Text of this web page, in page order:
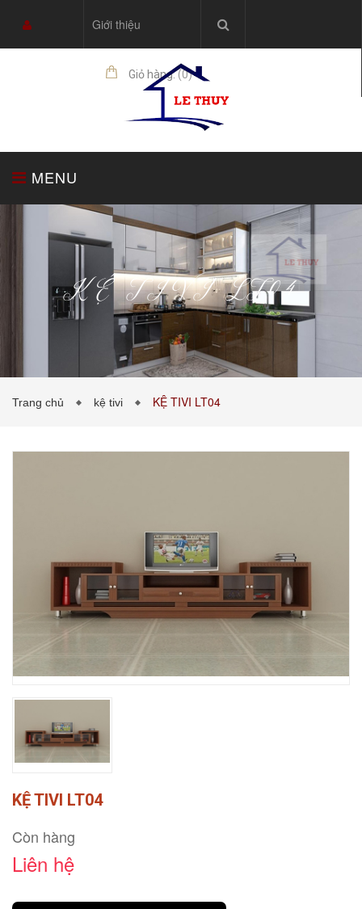
Giới thiệu
Giỏ hàng:(0)
MENU
TỦ BẾP THIẾT BỊ NHÀ BẾP
BẢNG GIÁ VẬT LIỆU LIÊN HỆ 0989043453
KỆ TIVI LT04
Trang chủ kệ tivi KỆ TIVI LT04
KỆ TIVI LT04
Còn hàng
Liên hệ